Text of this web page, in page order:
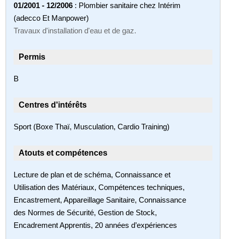
01/2001 - 12/2006 : Plombier sanitaire chez Intérim
(adecco Et Manpower)
Travaux d'installation d'eau et de gaz.
Permis
B
Centres d'intérêts
Sport (Boxe Thaï, Musculation, Cardio Training)
Atouts et compétences
Lecture de plan et de schéma, Connaissance et
Utilisation des Matériaux, Compétences techniques,
Encastrement, Appareillage Sanitaire, Connaissance
des Normes de Sécurité, Gestion de Stock,
Encadrement Apprentis, 20 années d’expériences